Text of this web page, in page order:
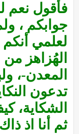
فأقول نعم
جوابكم ،
لعلمي أنكم
الهُزاهز
المعدن-،
تدعون
الشكاية،
ثم أنا اذ